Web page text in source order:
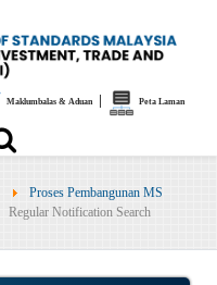
Maklumbalas & Aduan| Peta Laman
Proses Pembangunan MS
Regular Notification Search